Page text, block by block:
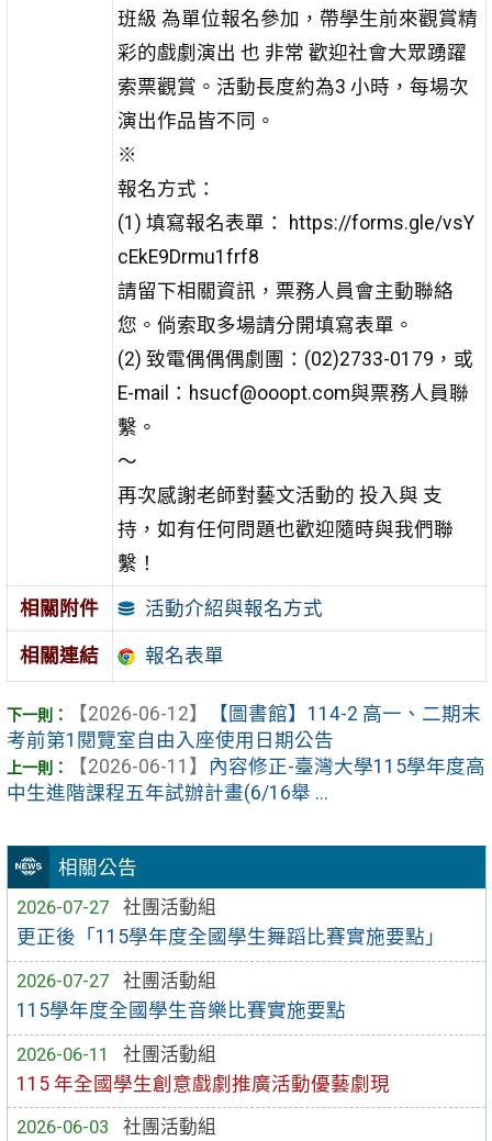
相關公告
2026-07-27
社團活動組
更正後「115學年度全國學生舞蹈比賽實施要點」
2026-07-27
社團活動組
115學年度全國學生音樂比賽實施要點
2026-06-11
社團活動組
115 年全國學生創意戲劇推廣活動優藝劇現
2026-06-03
社團活動組
班級 為單位報名參加，帶學生前來觀賞精
彩的戲劇演出 也 非常 歡迎社會大眾踴躍
索票觀賞。活動長度約為3 小時，每場次
演出作品皆不同。
※
報名方式：
(1) 填寫報名表單： https://forms.gle/vsY
cEkE9Drmu1frf8
請留下相關資訊，票務人員會主動聯絡
您。倘索取多場請分開填寫表單。
(2) 致電偶偶偶劇團：(02)2733-0179，或
E-mail：hsucf@ooopt.com與票務人員聯
繫。
～
再次感謝老師對藝文活動的 投入與 支
持，如有任何問題也歡迎隨時與我們聯
繫！
相關附件 活動介紹與報名方式
相關連結 報名表單
【2026-06-12】
【圖書館】114-2 高一、二期末
考前第1閱覽室自由入座使用日期公告
【2026-06-11】
內容修正-臺灣大學115學年度高
中生進階課程五年試辦計畫(6/16舉 ...